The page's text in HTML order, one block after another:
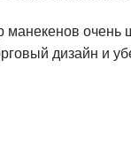
очень
дизайн и